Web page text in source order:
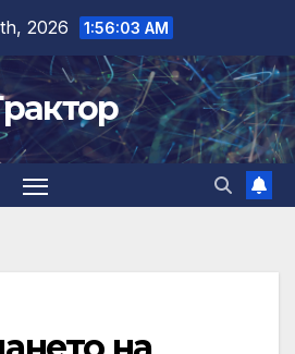
2026 1:56:03 AM